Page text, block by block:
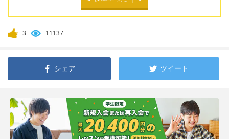
3 11137
シェア ツイート